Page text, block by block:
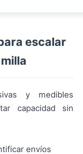
escalar
y medibles
capacidad sin
envíos